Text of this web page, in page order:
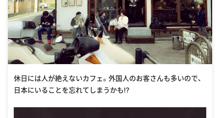
休日には人が絶えないカフェ。外国人のお客さんも多いので、
日本にいることを忘れてしまうかも⁉︎